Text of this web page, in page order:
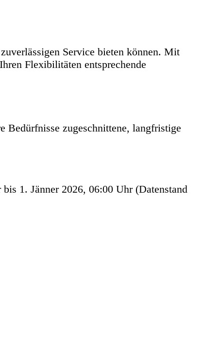
Service bieten können. Mit
Flexibilitäten entsprechende
Bedürfnisse zugeschnittene, langfristige
1. Jänner 2026, 06:00 Uhr (Datenstand